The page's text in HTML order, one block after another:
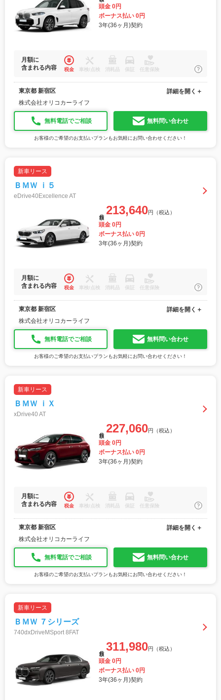
頭金 0円
ボーナス払い 0円
3年(36ヶ月)契約
月額に
含まれる内容
税金 車検/点検 消耗品 保証 任意保険
東京都 新宿区
株式会社オリコカーライフ
詳細を開く＋
無料電話でご相談 無料問い合わせ
お客様のご希望のお支払いプランもお気軽にお問い合わせください！
新車リース
ＢＭＷ ｉ５
eDrive40Excellence AT
213,640円（税込）
頭金 0円
ボーナス払い 0円
3年(36ヶ月)契約
月額に
含まれる内容
税金 車検/点検 消耗品 保証 任意保険
東京都 新宿区
株式会社オリコカーライフ
詳細を開く＋
無料電話でご相談 無料問い合わせ
お客様のご希望のお支払いプランもお気軽にお問い合わせください！
新車リース
ＢＭＷ ｉＸ
xDrive40 AT
227,060円（税込）
頭金 0円
ボーナス払い 0円
3年(36ヶ月)契約
月額に
含まれる内容
税金 車検/点検 消耗品 保証 任意保険
東京都 新宿区
株式会社オリコカーライフ
詳細を開く＋
無料電話でご相談 無料問い合わせ
お客様のご希望のお支払いプランもお気軽にお問い合わせください！
新車リース
ＢＭＷ ７シリーズ
740dxDriveMSport 8FAT
311,980円（税込）
頭金 0円
ボーナス払い 0円
3年(36ヶ月)契約